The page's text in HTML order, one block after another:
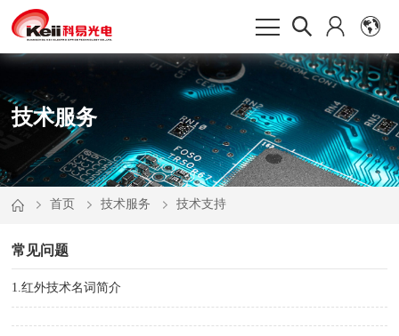
技术服务
首页 技术服务 技术支持
常见问题
1.红外技术名词简介